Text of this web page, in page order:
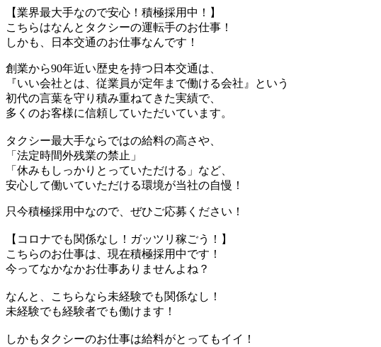
【業界最大手なので安心！積極採用中！】
こちらはなんとタクシーの運転手のお仕事！
しかも、日本交通のお仕事なんです！
創業から90年近い歴史を持つ日本交通は、
『いい会社とは、従業員が定年まで働ける会社』という
初代の言葉を守り積み重ねてきた実績で、
多くのお客様に信頼していただいています。
タクシー最大手ならではの給料の高さや、
「法定時間外残業の禁止」
「休みもしっかりとっていただける」など、
安心して働いていただける環境が当社の自慢！
只今積極採用中なので、ぜひご応募ください！
【コロナでも関係なし！ガッツリ稼ごう！】
こちらのお仕事は、現在積極採用中です！
今ってなかなかお仕事ありませんよね？
なんと、こちらなら未経験でも関係なし！
未経験でも経験者でも働けます！
しかもタクシーのお仕事は給料がとってもイイ！